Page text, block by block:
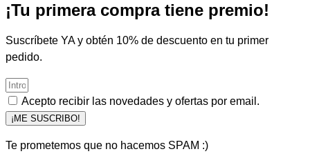
¡Tu primera compra tiene premio!
Suscríbete YA y obtén 10% de descuento en tu primer
pedido.
Acepto recibir las novedades y ofertas por email.
¡ME SUSCRIBO!
Te prometemos que no hacemos SPAM :)